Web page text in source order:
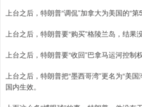
上台之后，特朗普“调侃”加拿大为美国的“第
上台之后，特朗普要“购买”格陵兰岛，结果没
上台之后，特朗普要“收回”巴拿马运河控制
上台之后，特朗普把“墨西哥湾”更名为“美
国内生效。